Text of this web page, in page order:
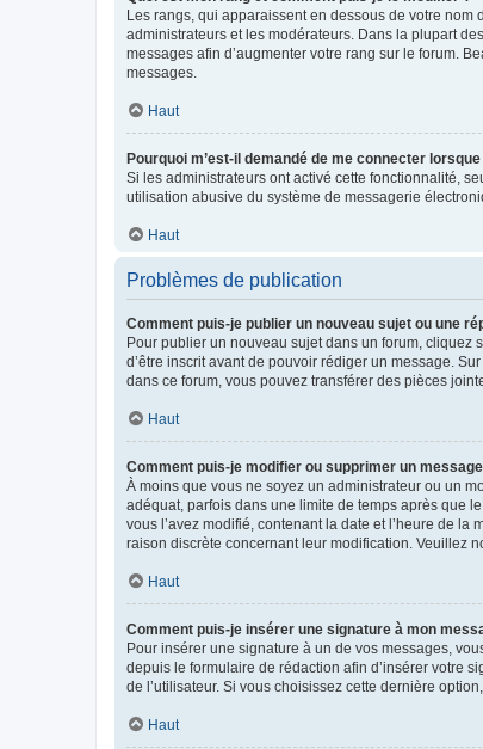
Les rangs, qui apparaissent en dessous de votre
administrateurs et les modérateurs. Dans la plupart
messages afin d’augmenter votre rang sur le forum.
messages.
Haut
Pourquoi m’est-il demandé de me connecter
Si les administrateurs ont activé cette fonctionnalité,
utilisation abusive du système de messagerie
Haut
Problèmes de publication
Comment puis-je publier un nouveau sujet ou une
Pour publier un nouveau sujet dans un forum, cliquez
d’être inscrit avant de pouvoir rédiger un message.
dans ce forum, vous pouvez transférer des pièces
Haut
Comment puis-je modifier ou supprimer un
À moins que vous ne soyez un administrateur ou un
adéquat, parfois dans une limite de temps après que
vous l’avez modifié, contenant la date et l’heure de la
raison discrète concernant leur modification. Veuillez
Haut
Comment puis-je insérer une signature à mon
Pour insérer une signature à un de vos messages,
depuis le formulaire de rédaction afin d’insérer votre
de l’utilisateur. Si vous choisissez cette dernière
Haut